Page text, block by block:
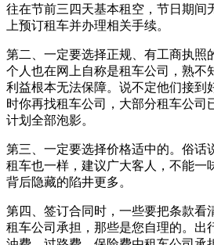
往在节前三四天基本租空，节日期间
上预订租车并办理相关手续。
第二、一定要选择正规、有工商执照
个人也在网上自称是租车公司，熟不
利益根本无法保障。说不定他们接到
时你再找租车公司，大部分租车公司
计划全部泡影。
第三、一定要选择价格适中的。俗话
租车也一样，建议广大客人，不能一
背后隐藏的陷井更多。
第四、签订合同时，一些要把条款看
租车公司承担，那些是您自理的。出